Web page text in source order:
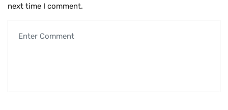
next time I comment.